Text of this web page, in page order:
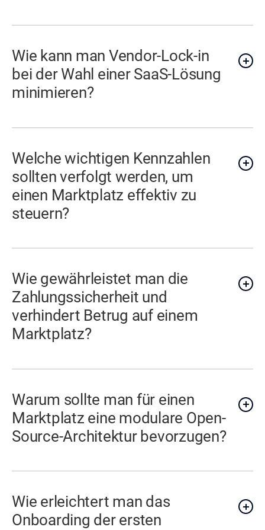
Wie kann man Vendor-Lock-in
bei der Wahl einer SaaS-Lösung
minimieren?
Welche wichtigen Kennzahlen
sollten verfolgt werden, um
einen Marktplatz effektiv zu
steuern?
Wie gewährleistet man die
Zahlungssicherheit und
verhindert Betrug auf einem
Marktplatz?
Warum sollte man für einen
Marktplatz eine modulare Open-
Source-Architektur bevorzugen?
Wie erleichtert man das
Onboarding der ersten